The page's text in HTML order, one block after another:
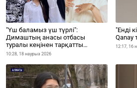
"Үш баламыз үш түрлі":
Димаштың анасы отбасы
туралы кеңінен тарқатты
(ВИДЕО)
10:28, 18 наурыз 2026
"Енді
Qanay
12:17, 16